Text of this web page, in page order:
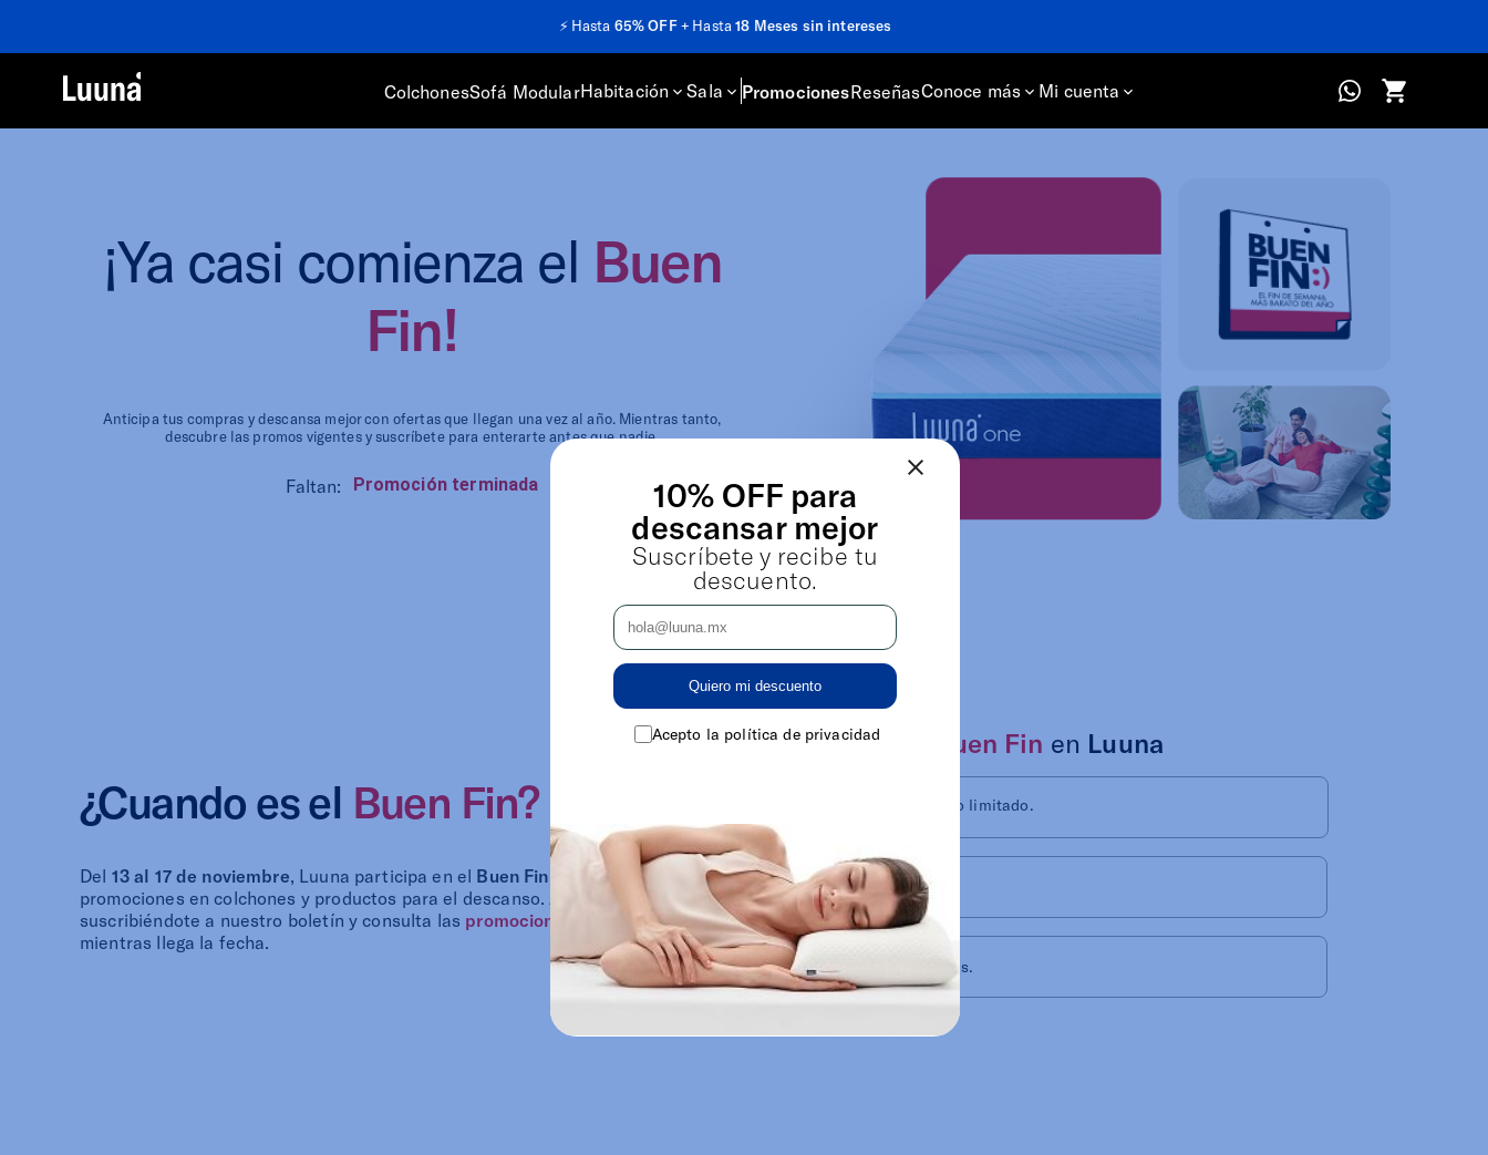
⚡️ Hasta 65% OFF+ Hasta18 Meses sin intereses
ColchonesSofá ModularHabitación Sala PromocionesReseñasConoce más Mi cuenta
¡Ya casi comienza el Buen
Fin!
Anticipa tus compras y descansa mejor con ofertas que llegan una vez al año. Mientras tanto,
descubre las promos vigentes y suscríbete para enterarte antes que nadie.
Faltan:
¿Cuando es el Buen Fin?
Del 13 al 17 de noviembre, Luuna participa en el Buen Fin
promociones en colchones y productos para el descanso. Anticípate
suscribiéndote a nuestro boletín y consulta las promociones
actuales
mientras llega la fecha.
Qué esperar del Buen Fin en Luuna
Descuentos por tiempo limitado.
Meses sin intereses.
Promociones bancarias.
10% OFF para
descansar mejor
Suscríbete y recibe tu
descuento.
Quiero mi descuento
Acepto la política de privacidad